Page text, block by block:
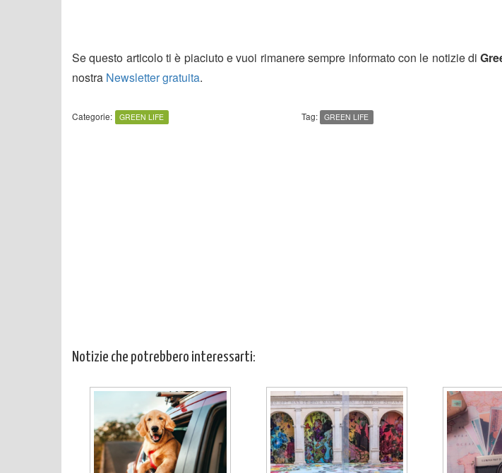
Se questo articolo ti è piaciuto e vuoi rimanere sempre informato con le notizie di
nostra Newsletter gratuita.
Categorie: GREEN LIFE Tag: GREEN LIFE
Notizie che potrebbero interessarti: